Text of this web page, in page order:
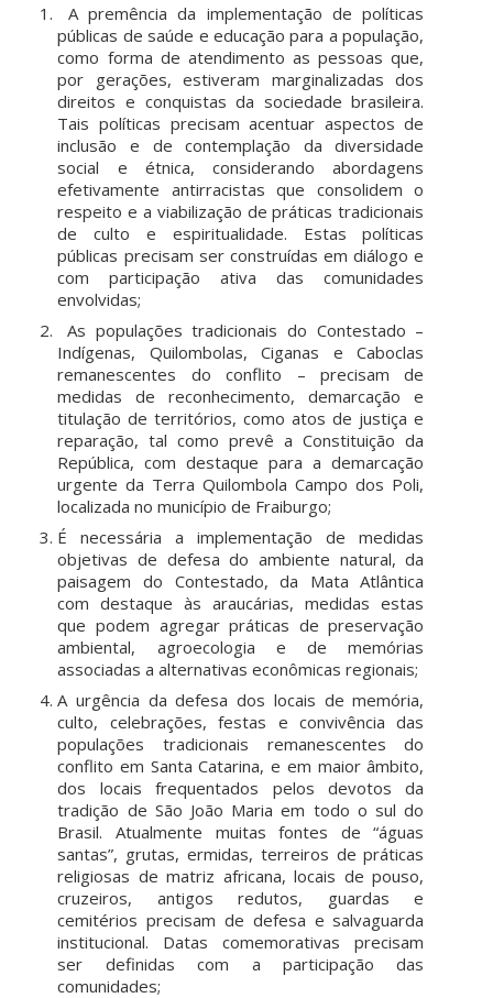
A premência da implementação de políticas
públicas de saúde e educação para a população,
como forma de atendimento as pessoas que,
por gerações, estiveram marginalizadas dos
direitos e conquistas da sociedade brasileira.
Tais políticas precisam acentuar aspectos de
inclusão e de contemplação da diversidade
social e étnica, considerando abordagens
efetivamente antirracistas que consolidem o
respeito e a viabilização de práticas tradicionais
de culto e espiritualidade. Estas políticas
públicas precisam ser construídas em diálogo e
com participação ativa das comunidades
envolvidas;
As populações tradicionais do Contestado –
Indígenas, Quilombolas, Ciganas e Caboclas
remanescentes do conflito – precisam de
medidas de reconhecimento, demarcação e
titulação de territórios, como atos de justiça e
reparação, tal como prevê a Constituição da
República, com destaque para a demarcação
urgente da Terra Quilombola Campo dos Poli,
localizada no município de Fraiburgo;
É necessária a implementação de medidas
objetivas de defesa do ambiente natural, da
paisagem do Contestado, da Mata Atlântica
com destaque às araucárias, medidas estas
que podem agregar práticas de preservação
ambiental, agroecologia e de memórias
associadas a alternativas econômicas regionais;
A urgência da defesa dos locais de memória,
culto, celebrações, festas e convivência das
populações tradicionais remanescentes do
conflito em Santa Catarina, e em maior âmbito,
dos locais frequentados pelos devotos da
tradição de São João Maria em todo o sul do
Brasil. Atualmente muitas fontes de “águas
santas”, grutas, ermidas, terreiros de práticas
religiosas de matriz africana, locais de pouso,
cruzeiros, antigos redutos, guardas e
cemitérios precisam de defesa e salvaguarda
institucional. Datas comemorativas precisam
ser definidas com a participação das
comunidades;